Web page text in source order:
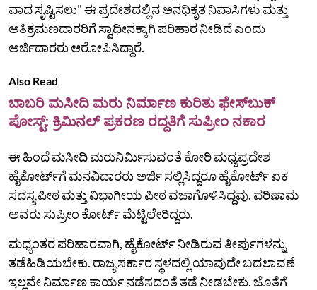
ವಾದ ಸೃಷ್ಟಿಸಲು" ಈ ಪ್ರದೇಶದಲ್ಲಿನ ಅನಧಿಕೃತ ನಿವಾಸಿಗಳು ಮತ್ತು
ಅತಿಕ್ರಮಣದಾರರಿಗೆ ಸ್ವಾಧೀನಕ್ಕಾಗಿ ಪರಿಹಾರ ನೀಡಿದೆ ಎಂದು
ಅರ್ಜಿದಾರರು ಆರೋಪಿಸಿದ್ದಾರೆ.
Also Read
ಬಾಬರಿ ಮಸೀದಿ ಮರು ನಿರ್ಮಾಣ ಕುರಿತು ಫೇಸ್‌ಬುಕ್‌
ಪೋಸ್ಟ್‌: ಕ್ರಿಮಿನಲ್ ಪ್ರಕರಣ ರದ್ದತಿಗೆ ಸುಪ್ರೀಂ ನಕಾರ
ಈ ಹಿಂದೆ ಮಸೀದಿ ಮರುನಿರ್ಮಿಸುವಂತೆ ಕೋರಿ ಮಧ್ಯಪ್ರದೇಶ
ಹೈಕೋರ್ಟ್‌ಗೆ ಮನವಿದಾರರು ಅರ್ಜಿ ಸಲ್ಲಿಸಿದ್ದರೂ ಹೈಕೋರ್ಟ್‌ ಏಕ
ಸದಸ್ಯ ಪೀಠ ಮತ್ತು ವಿಭಾಗೀಯ ಪೀಠ ವಜಾಗೊಳಿಸಿದ್ದವು. ಪರಿಣಾಮ
ಅವರು ಸುಪ್ರೀಂ ಕೋರ್ಟ್‌ ಮೆಟ್ಟಿಲೇರಿದ್ದರು.
ಮಧ್ಯಂತರ ಪರಿಹಾರವಾಗಿ, ಹೈಕೋರ್ಟ್‌ ನೀಡಿರುವ ತೀರ್ಪುಗಳನ್ನು
ತಡೆಹಿಡಿಯಬೇಕು. ರಾಜ್ಯ ಸರ್ಕಾರ ಸ್ಥಳದಲ್ಲಿ ಯಾವುದೇ ಬದಲಾವಣೆ
ಇಲ್ಲವೇ ನಿರ್ಮಾಣ ಕಾರ್ಯ ನಡೆಸದಂತೆ ತಡೆ ನೀಡಬೇಕು. ಜೊತೆಗೆ